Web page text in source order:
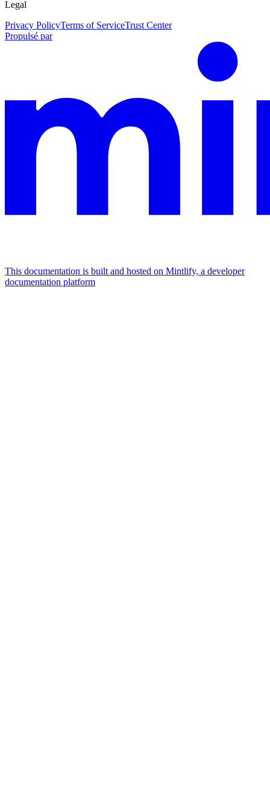
Legal
Privacy PolicyTerms of ServiceTrust Center
Propulsé par
This documentation is built and hosted on Mintlify, a developer
documentation platform